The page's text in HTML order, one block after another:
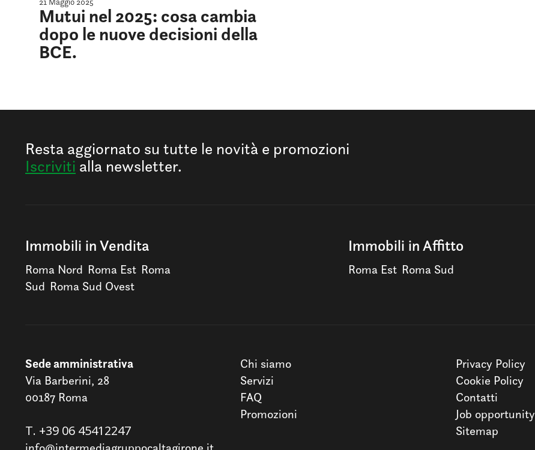
Mutui nel 2025: cosa cambia
dopo le nuove decisioni della
BCE.
Resta aggiornato su tutte le novità e promozioni
Iscriviti alla newsletter.
Immobili in Vendita
Roma Nord Roma Est Roma
Sud Roma Sud Ovest
Immobili in Affitto
Roma Est Roma Sud
Sede amministrativa
Via Barberini, 28
00187 Roma
T. +39 06 45412247
Chi siamo
Servizi
FAQ
Promozioni
Privacy Policy
Cookie Policy
Contatti
Job opportunity
Sitemap